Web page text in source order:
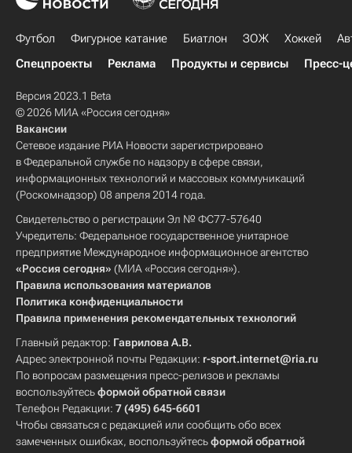
Футбол Фигурное катание Биатлон ЗОЖ Хоккей
Спецпроекты
Реклама Продукты и сервисы Пресс-
Версия 2023.1 Beta
© 2026 МИА «Россия сегодня»
Вакансии
Сетевое издание РИА Новости зарегистрировано
в Федеральной службе по надзору в сфере связи,
информационных технологий и массовых коммуникаций
(Роскомнадзор) 08 апреля 2014 года.
Свидетельство о регистрации Эл № ФС77-57640
Учредитель: Федеральное государственное унитарное
предприятие Международное информационное агентство
«Россия сегодня» (МИА «Россия сегодня»).
Правила использования материалов
Политика конфиденциальности
Правила применения рекомендательных технологий
Главный редактор: Гаврилова А.В.
Адрес электронной почты Редакции: r-sport.internet@ria.ru
По вопросам размещения пресс-релизов и рекламы
воспользуйтесьформой обратной связи
Телефон Редакции: 7 (495) 645-6601
Чтобы связаться с редакцией или сообщить обо всех
замеченных ошибках, воспользуйтесьформой обратной